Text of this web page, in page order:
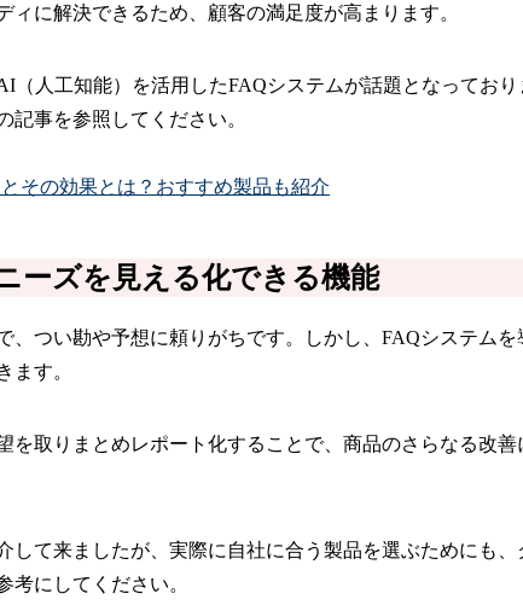
に解決できるため、顧客の満足度が高まります。
（人工知能）を活用したFAQシステムが話題となってお
事を参照してください。
その効果とは？おすすめ製品も紹介
ーズを見える化できる機能
つい勘や予想に頼りがちです。しかし、FAQシステムを
ます。
を取りまとめレポート化することで、商品のさらなる改
して来ましたが、実際に自社に合う製品を選ぶためにも
考にしてください。